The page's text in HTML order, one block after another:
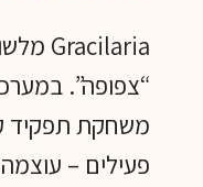
“צפופה”.
משחקת תפקיד
פעילים –